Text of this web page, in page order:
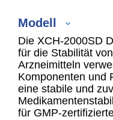
Modell
XCH-800SD
XCH-1000SD
Die XCH-2000SD
für die Stabilität
Arzneimitteln
Komponenten und
eine stabile und
für GMP-